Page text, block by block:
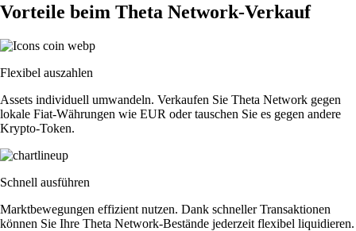
Vorteile beim Theta Network-Verkauf
Flexibel auszahlen
Assets individuell umwandeln. Verkaufen Sie Theta Network gegen
lokale Fiat-Währungen wie EUR oder tauschen Sie es gegen andere
Krypto-Token.
Schnell ausführen
Marktbewegungen effizient nutzen. Dank schneller Transaktionen
können Sie Ihre Theta Network-Bestände jederzeit flexibel liquidieren.